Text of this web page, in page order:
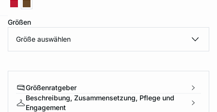
Größen
Größe auswählen
Größenratgeber
Beschreibung, Zusammensetzung, Pflege und
Engagement